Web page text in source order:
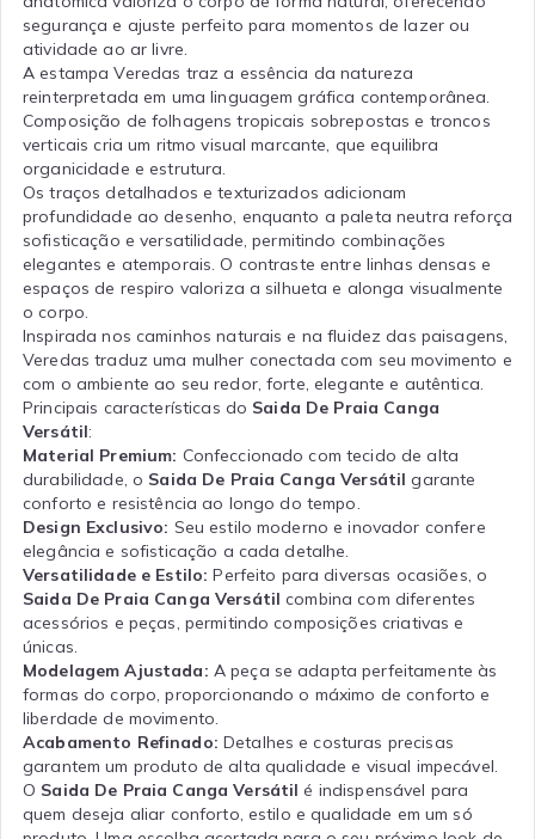
segurança e ajuste perfeito para momentos de lazer ou
atividade ao ar livre.
A estampa Veredas traz a essência da natureza
reinterpretada em uma linguagem gráfica contemporânea.
Composição de folhagens tropicais sobrepostas e troncos
verticais cria um ritmo visual marcante, que equilibra
organicidade e estrutura.
Os traços detalhados e texturizados adicionam
profundidade ao desenho, enquanto a paleta neutra reforça
sofisticação e versatilidade, permitindo combinações
elegantes e atemporais. O contraste entre linhas densas e
espaços de respiro valoriza a silhueta e alonga visualmente
o corpo.
Inspirada nos caminhos naturais e na fluidez das paisagens,
Veredas traduz uma mulher conectada com seu movimento e
com o ambiente ao seu redor, forte, elegante e autêntica.
Principais características do Saida De Praia Canga
Versátil:
Material Premium: Confeccionado com tecido de alta
durabilidade, o Saida De Praia Canga Versátilgarante
conforto e resistência ao longo do tempo.
Design Exclusivo: Seu estilo moderno e inovador confere
elegância e sofisticação a cada detalhe.
Versatilidade e Estilo: Perfeito para diversas ocasiões, o
Saida De Praia Canga Versátilcombina com diferentes
acessórios e peças, permitindo composições criativas e
únicas.
Modelagem Ajustada: A peça se adapta perfeitamente às
formas do corpo, proporcionando o máximo de conforto e
liberdade de movimento.
Acabamento Refinado: Detalhes e costuras precisas
garantem um produto de alta qualidade e visual impecável.
O Saida De Praia Canga Versátilé indispensável para
quem deseja aliar conforto, estilo e qualidade em um só